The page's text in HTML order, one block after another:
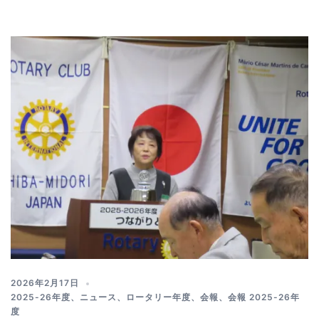
2026年2月17日
2025-26年度、 ニュース 、 ロータリー年度、 会報 、 会報 2025-26年
度